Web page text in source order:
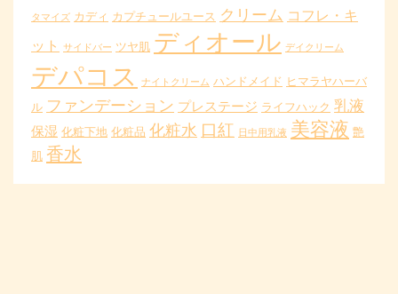
タマイズ カディ カプチュールユース クリーム コフレ・キ
ット
サイドバー ツヤ肌 ディオール デイクリーム
デパコス ナイトクリーム ハンドメイド ヒマラヤハーバ
ル ファンデーション プレステージ ライフハック 乳液
保湿 化粧下地 化粧品 化粧水 口紅 日中用乳液 美容液 艶
肌 香水